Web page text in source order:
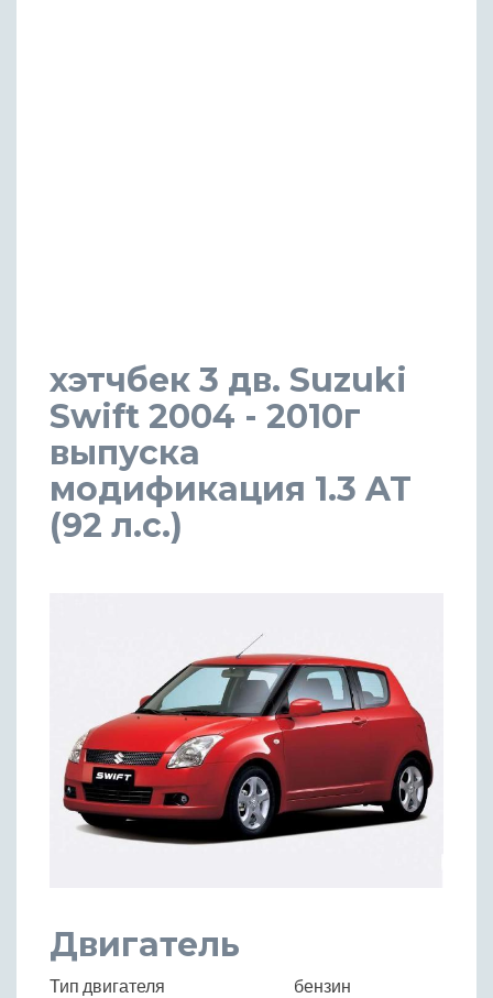
хэтчбек 3 дв. Suzuki
Swift 2004 - 2010г
выпуска
модификация 1.3 AT
(92 л.с.)
Двигатель
Тип двигателя
бензин